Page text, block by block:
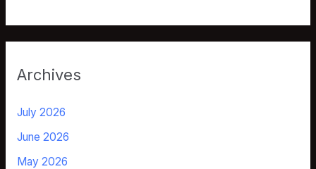
Archives
July 2026
June 2026
May 2026